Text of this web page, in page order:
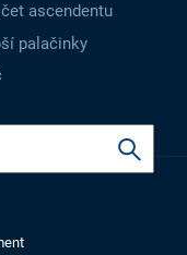
ascendentu
palačinky